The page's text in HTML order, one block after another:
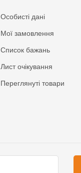
Особисті дані
Мої замовлення
Список бажань
Лист очікування
Переглянуті товари